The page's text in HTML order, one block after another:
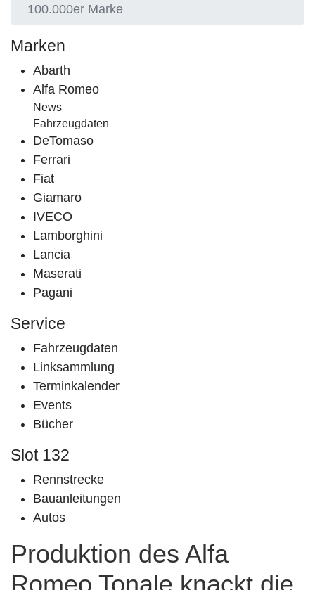
100.000er Marke
Marken
Abarth
Alfa Romeo
News
Fahrzeugdaten
DeTomaso
Ferrari
Fiat
Giamaro
IVECO
Lamborghini
Lancia
Maserati
Pagani
Service
Fahrzeugdaten
Linksammlung
Terminkalender
Events
Bücher
Slot 132
Rennstrecke
Bauanleitungen
Autos
Produktion des Alfa
Romeo Tonale knackt die